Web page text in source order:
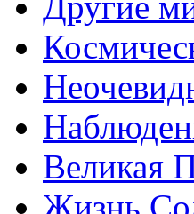
Великая
Жизнь